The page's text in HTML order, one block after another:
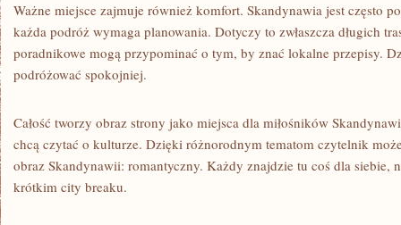
Ważne miejsce zajmuje również komfort. Skandynawia jest często
każda podróż wymaga planowania. Dotyczy to zwłaszcza długich
poradnikowe mogą przypominać o tym, by znać lokalne przepisy.
podróżować spokojniej.
Całość tworzy obraz strony jako miejsca dla miłośników
chcą czytać o kulturze. Dzięki różnorodnym tematom czytelnik
obraz Skandynawii: romantyczny. Każdy znajdzie tu coś dla siebie,
krótkim city breaku.